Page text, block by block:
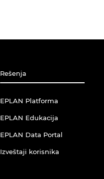
Rešenja
EPLAN Platforma
EPLAN Edukacija
EPLAN Data Portal
Izveštaji korisnika